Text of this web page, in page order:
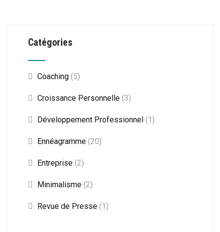
Catégories
Coaching(5)
Croissance Personnelle(3)
Développement Professionnel(1)
Ennéagramme(20)
Entreprise(2)
Minimalisme(2)
Revue de Presse(1)